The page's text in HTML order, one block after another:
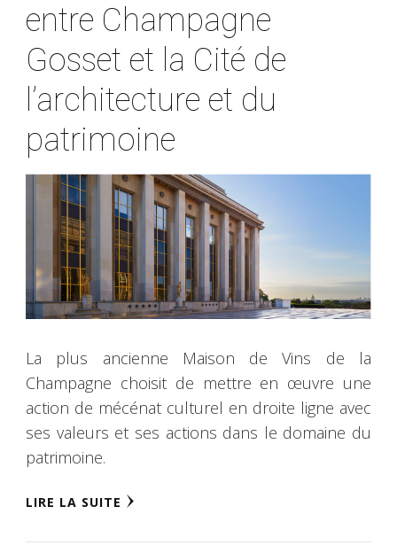
entre Champagne
Gosset et la Cité de
l’architecture et du
patrimoine
La plus ancienne Maison de Vins de la
Champagne choisit de mettre en œuvre une
action de mécénat culturel en droite ligne avec
ses valeurs et ses actions dans le domaine du
patrimoine.
LIRE LA SUITE